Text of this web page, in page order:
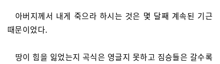
아버지께서 내게 죽으라 하시는 것은 몇 달째 계속된 기근
때문이었다.
땅이 힘을 잃었는지 곡식은 영글지 못하고 짐승들은 갈수록